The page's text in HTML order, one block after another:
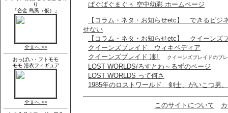
ぱぐぱぐまぐぅ 空中幼彩 ホームページ
【コラム・ネタ・お知らせetc】 できるビジ
せない
【コラム・ネタ・お知らせetc】 クイーンズ
クイーンズブレイド ウィキペディア
クイーンズブレイド 凄!
クイーンズブレイドのプ
LOST WORLDS/ろすとわ～るずのページ
LOST WORLDS って何さ
1985年のロストワールド 剣士、がいこつ男
このサイトについて